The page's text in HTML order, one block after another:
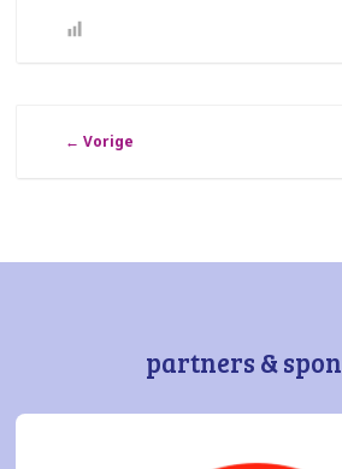
← Vorige
partners &